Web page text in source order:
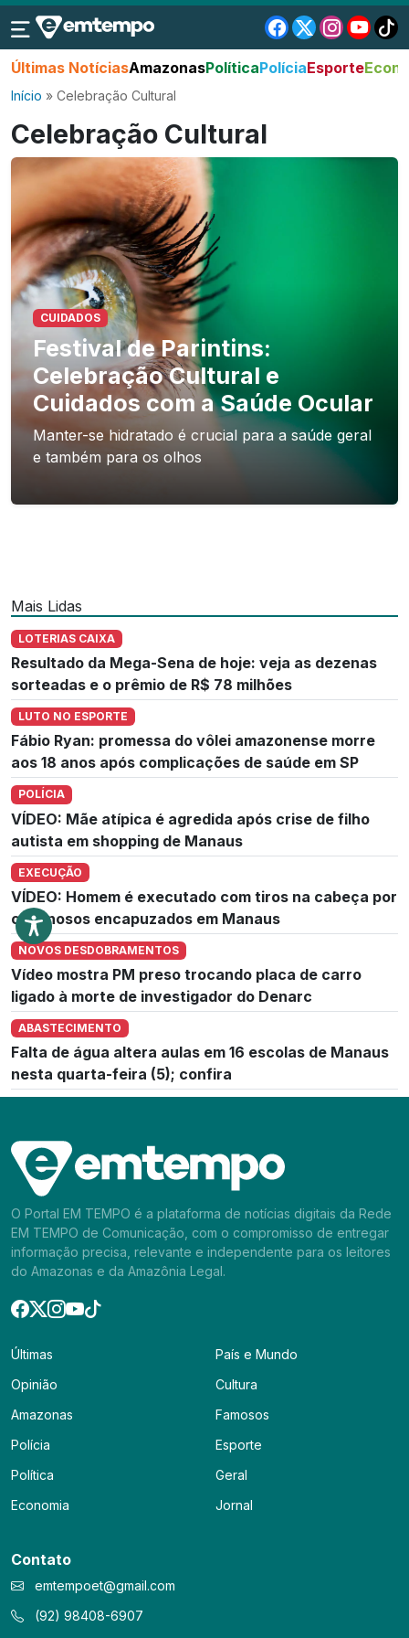
Últimas NotíciasAmazonasPolíticaPolíciaEsporte
Início » Celebração Cultural
Celebração Cultural
CUIDADOS
Festival de Parintins:
Celebração Cultural e
Cuidados com a Saúde Ocular
Manter-se hidratado é crucial para a saúde geral
e também para os olhos
Mais Lidas
LOTERIAS CAIXA
Resultado da Mega-Sena de hoje: veja as dezenas
sorteadas e o prêmio de R$ 78 milhões
LUTO NO ESPORTE
Fábio Ryan: promessa do vôlei amazonense morre
aos 18 anos após complicações de saúde em SP
POLÍCIA
VÍDEO: Mãe atípica é agredida após crise de filho
autista em shopping de Manaus
EXECUÇÃO
VÍDEO: Homem é executado com tiros na cabeça por
criminosos encapuzados em Manaus
NOVOS DESDOBRAMENTOS
Vídeo mostra PM preso trocando placa de carro
ligado à morte de investigador do Denarc
ABASTECIMENTO
Falta de água altera aulas em 16 escolas de Manaus
nesta quarta-feira (5); confira
O Portal EM TEMPO é a plataforma de notícias digitais da Rede
EM TEMPO de Comunicação, com o compromisso de entregar
informação precisa, relevante e independente para os leitores
do Amazonas e da Amazônia Legal.
Últimas
Opinião
Amazonas
Polícia
Política
Economia
País e Mundo
Cultura
Famosos
Esporte
Geral
Jornal
Contato
emtempoet@gmail.com
(92) 98408-6907